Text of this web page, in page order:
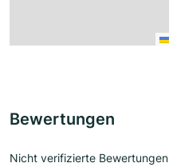
Bewertungen
Nicht verifizierte Bewertungen